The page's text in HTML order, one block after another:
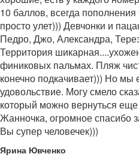
10 баллов, всегда
просто улет))) Девчонки и
Педро, Джо, Александра,
Территория
финиковых пальмах. Пляж
конечно подкачивает))) Но мы
удовольствие. Могу смело
который можно вернуться еще
Жанночка, огромное спасибо
Вы супер человечек)))
Ярина Ювченко